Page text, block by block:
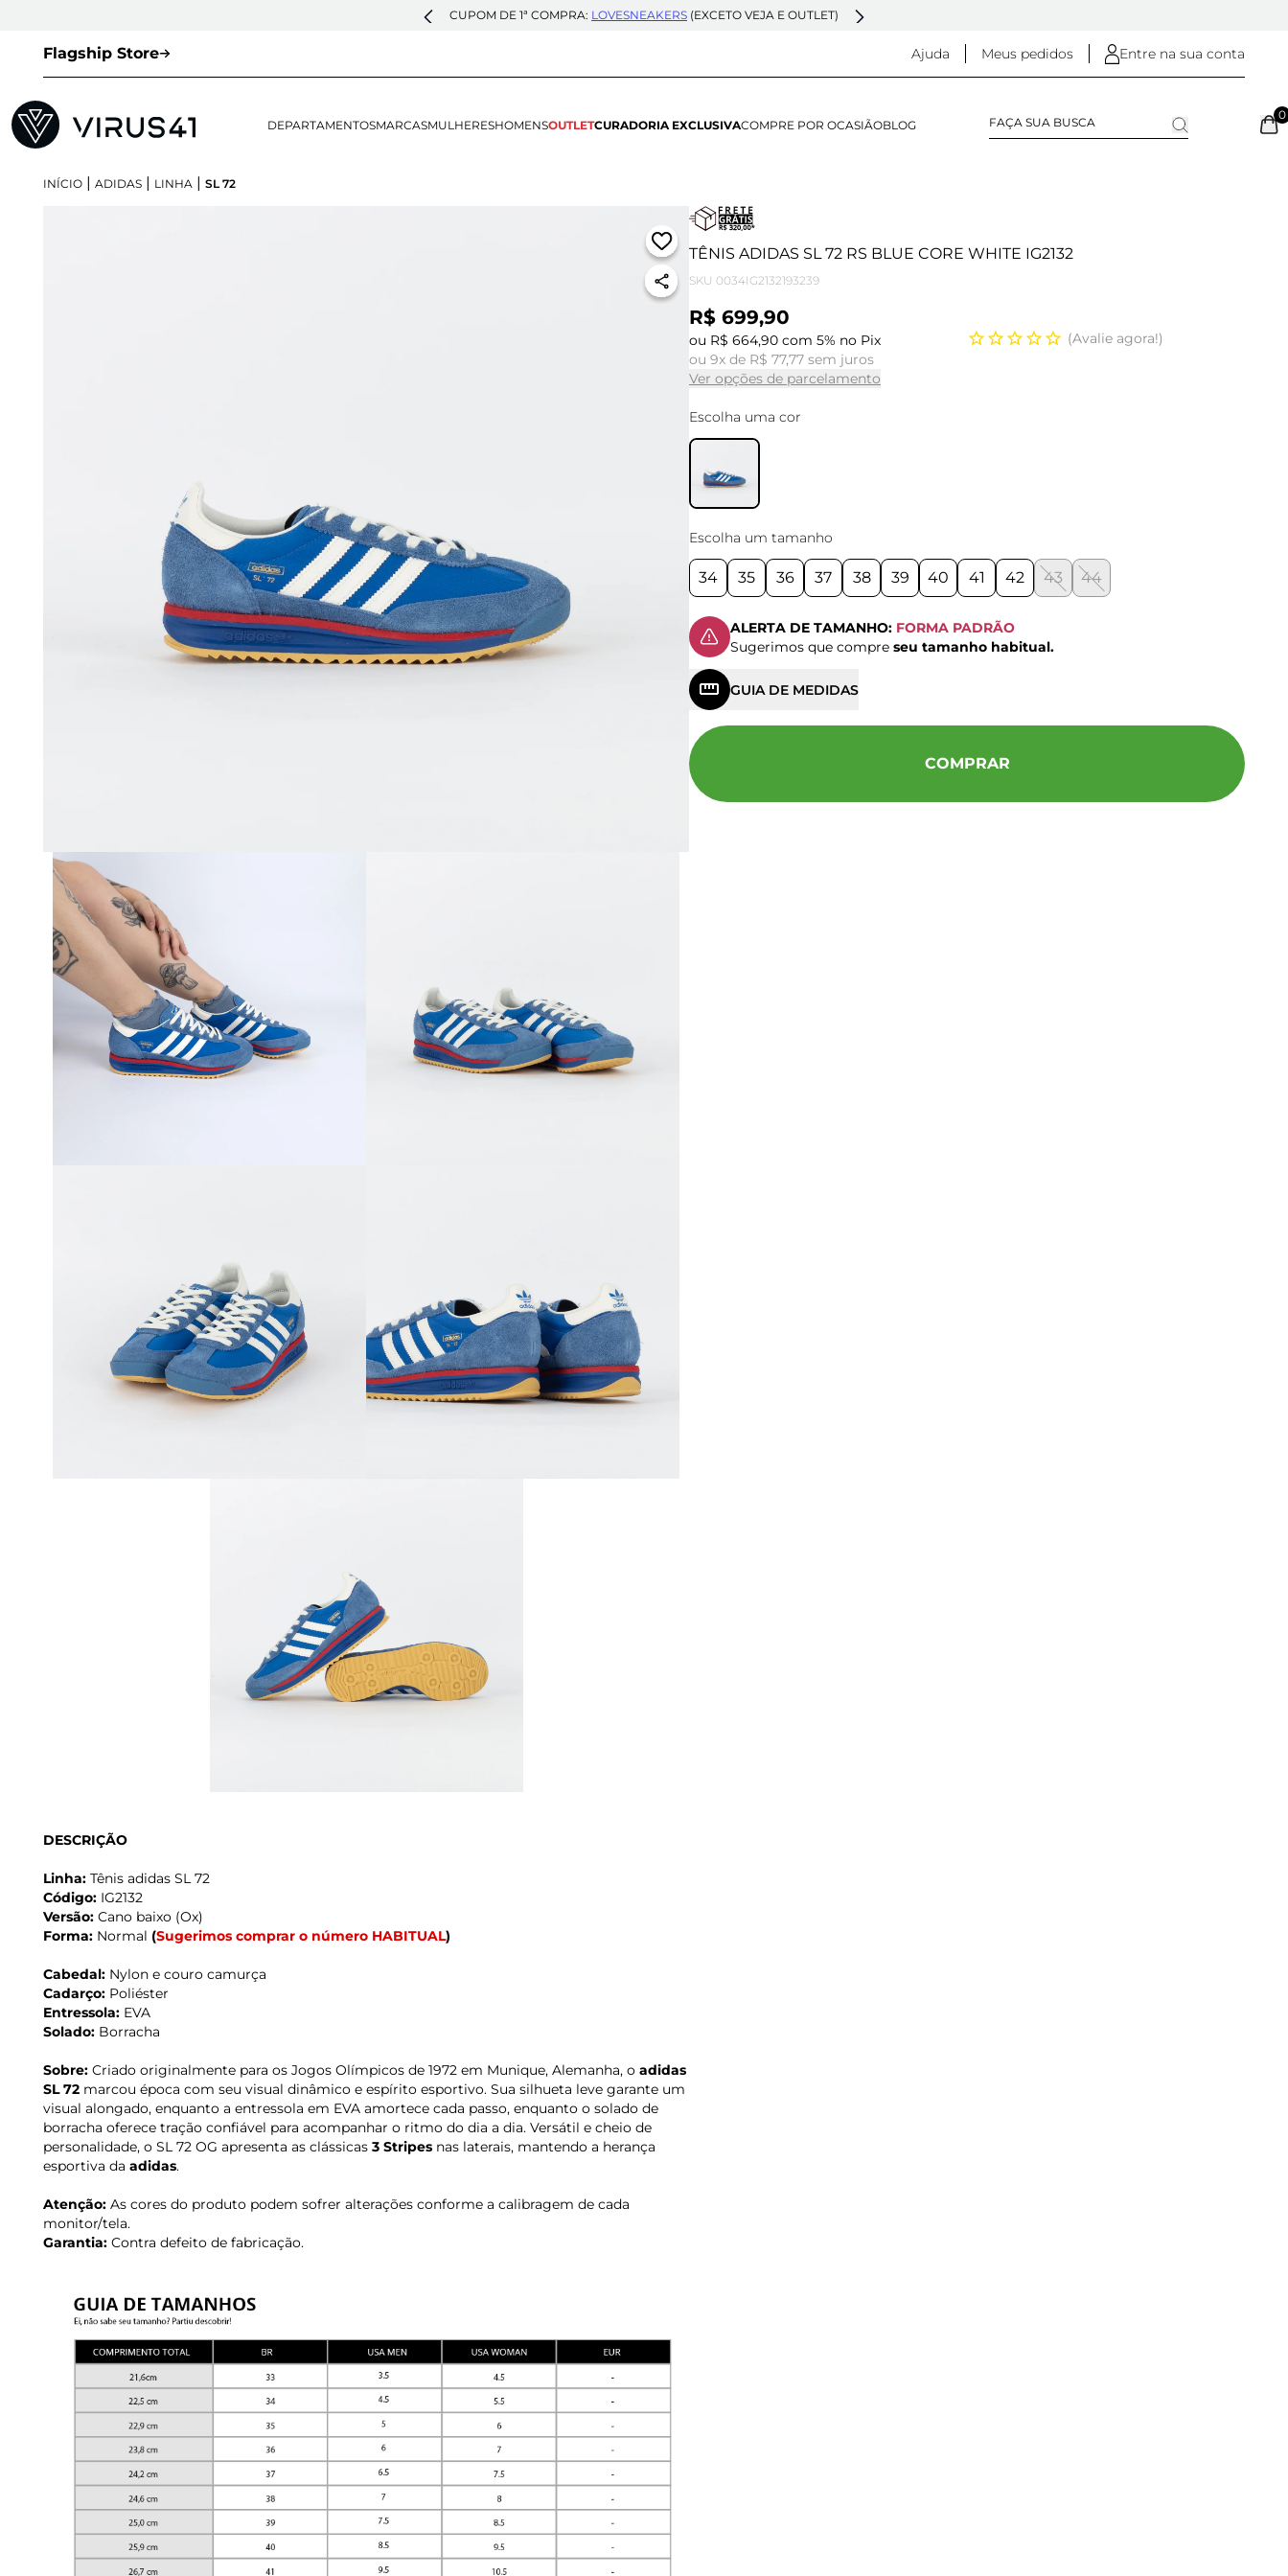
CUPOM DE 1ª COMPRA: LOVESNEAKERS (EXCETO VEJA E OUTLET)
Flagship Store Ajuda Meus pedidos Entre na sua conta
DEPARTAMENTOSMARCASMULHERESHOMENSOUTLETCURADORIA EXCLUSIVACOMPRE POR OCASIÃOBLOG
0
INÍCIO | ADIDAS | LINHA | SL 72
DESCRIÇÃO
Linha: Tênis adidas SL 72
Código: IG2132
Versão: Cano baixo (Ox)
Forma: Normal (Sugerimos comprar o número HABITUAL)
Cabedal: Nylon e couro camurça
Cadarço: Poliéster
Entressola: EVA
Solado: Borracha
Sobre: Criado originalmente para os Jogos Olímpicos de 1972 em Munique, Alemanha, o adidas
SL 72 marcou época com seu visual dinâmico e espírito esportivo. Sua silhueta leve garante um
visual alongado, enquanto a entressola em EVA amortece cada passo, enquanto o solado de
borracha oferece tração confiável para acompanhar o ritmo do dia a dia. Versátil e cheio de
personalidade, o SL 72 OG apresenta as clássicas 3 Stripes nas laterais, mantendo a herança
esportiva da adidas.
Atenção: As cores do produto podem sofrer alterações conforme a calibragem de cada
monitor/tela.
Garantia: Contra defeito de fabricação.
TÊNIS ADIDAS SL 72 RS BLUE CORE WHITE IG2132
SKU 0034IG2132193239
R$ 699,90
ou R$ 664,90 com 5% no Pix
ou 9x de R$ 77,77 sem juros
Ver opções de parcelamento
Avalie agora!
Escolha uma cor
Escolha um tamanho
34 35 36 37 38 39 40 41 42 43 44
ALERTA DE TAMANHO: FORMA PADRÃO
Sugerimos que compre seu tamanho habitual.
GUIA DE MEDIDAS
COMPRAR